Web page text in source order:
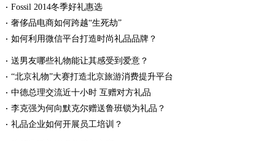
Fossil 2014冬季好礼惠选
奢侈品电商如何跨越“生死劫”
如何利用微信平台打造时尚礼品品牌？
送男友哪些礼物能让其感受到爱意？
“北京礼物”大赛打造北京旅游消费提升平台
中德总理交流近十小时 互赠对方礼品
李克强为何向默克尔赠送鲁班锁为礼品？
礼品企业如何开展员工培训？